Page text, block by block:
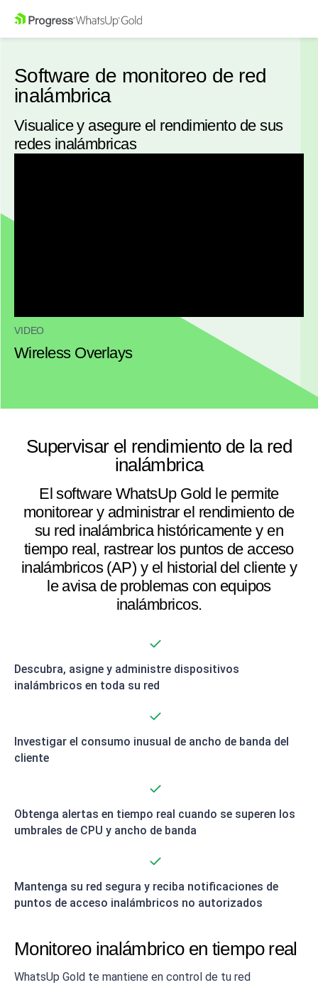
Software de monitoreo de red
inalámbrica
Visualice y asegure el rendimiento de sus
redes inalámbricas
VIDEO
Wireless Overlays
Supervisar el rendimiento de la red
inalámbrica
El software WhatsUp Gold le permite
monitorear y administrar el rendimiento de
su red inalámbrica históricamente y en
tiempo real, rastrear los puntos de acceso
inalámbricos (AP) y el historial del cliente y
le avisa de problemas con equipos
inalámbricos.
Descubra, asigne y administre dispositivos
inalámbricos en toda su red
Investigar el consumo inusual de ancho de banda del
cliente
Obtenga alertas en tiempo real cuando se superen los
umbrales de CPU y ancho de banda
Mantenga su red segura y reciba notificaciones de
puntos de acceso inalámbricos no autorizados
Monitoreo inalámbrico en tiempo real
WhatsUp Gold te mantiene en control de tu red